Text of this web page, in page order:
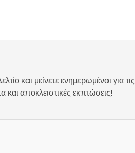
και μείνετε ενημερωμένοι για τις
και αποκλειστικές εκπτώσεις!